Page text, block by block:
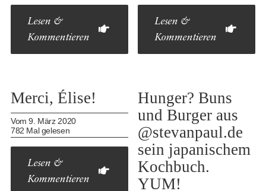
Lesen &
Kommentieren
Lesen &
Kommentieren
Merci, Élise!
Vom 9. März 2020
782 Mal gelesen
Lesen &
Kommentieren
Hunger? Buns
und Burger aus
@stevanpaul.de
sein japanischem
Kochbuch.
YUM!